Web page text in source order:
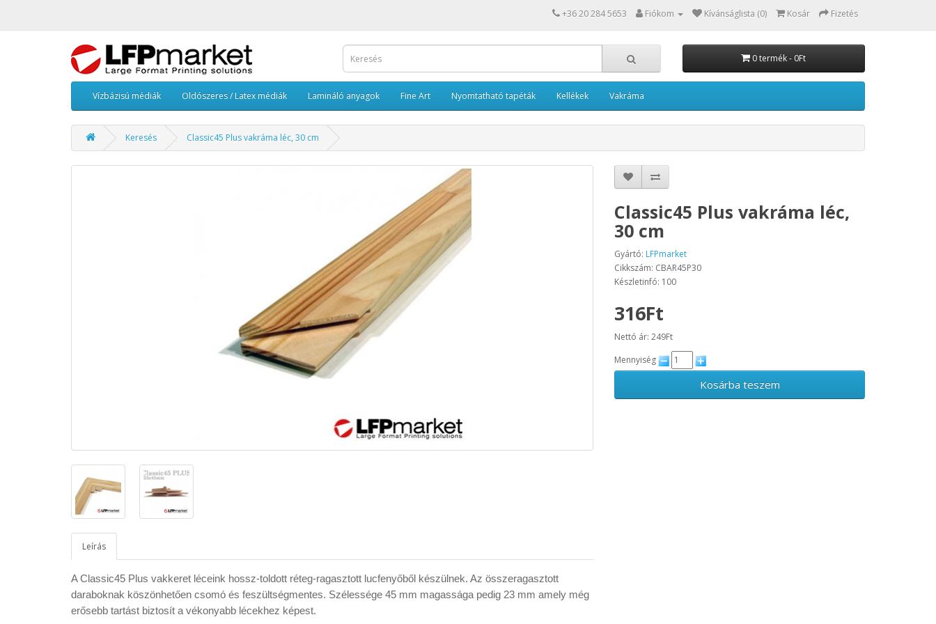
+36 20 284 5653 Fiókom Kívánságlista (0) Kosár Fizetés
0 termék - 0Ft
Vízbázisú médiák Oldószeres / Latex médiák Lamináló anyagok Fine Art Nyomtatható tapéták Kellékek Vakráma
Keresés Classic45 Plus vakráma léc, 30 cm
Leírás
A Classic45 Plus vakkeret léceink hossz-toldott réteg-ragasztott lucfenyőből készülnek. Az összeragasztott
daraboknak köszönhetően csomó és feszültségmentes. Szélessége 45 mm magassága pedig 23 mm amely még
erősebb tartást biztosít a vékonyabb lécekhez képest.
Classic45 Plus vakráma léc,
30 cm
Gyártó: LFPmarket
Cikkszám: CBAR45P30
Készletinfó: 100
316Ft
Nettó ár: 249Ft
Mennyiség
Kosárba teszem